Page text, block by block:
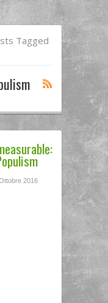
Tagged
2016